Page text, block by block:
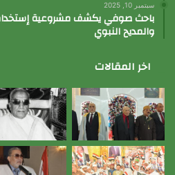
سبتمبر 10, 2025
باحث صوفي يكشف مشروعية
والمديح النبوي
اخر المقالات